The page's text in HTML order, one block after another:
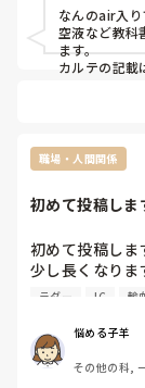
なんのair入り
空液など教科
ます。
カルテの記載
職場・人間関係
初めて投稿しま
初めて投稿しま
少し長くなりま
最近、転職を
できたつもり
すが自分なりに
教育体制が少
ラダー IC 輸
悩める子羊
その他の科,